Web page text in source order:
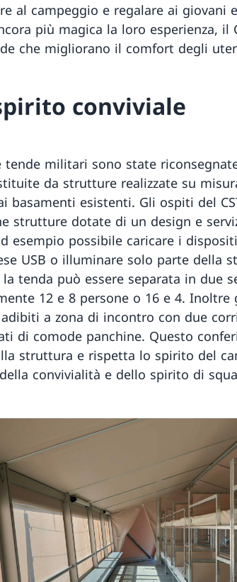
al campeggio e regalare ai giovani
più magica la loro esperienza, il
che migliorano il comfort degli
conviviale
tende militari sono state
da strutture realizzate su
basamenti esistenti. Gli ospiti del
strutture dotate di un design e
esempio possibile caricare i
USB o illuminare solo parte della
la tenda può essere separata in due
12 e 8 persone o 16 e 4. Inoltre
a zona di incontro con due
di comode panchine. Questo
struttura e rispetta lo spirito del
convivialità e dello spirito di